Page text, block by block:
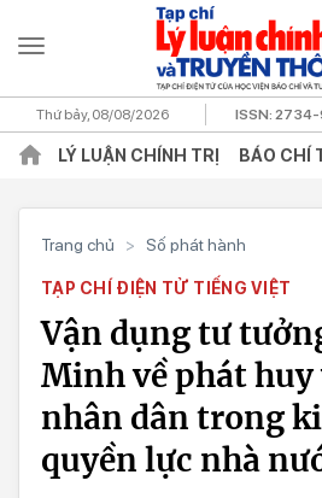
Thứ bảy, 08/08/2026 ISSN:
LÝ LUẬN CHÍNH TRỊ BÁO CHÍ
Trang chủ > Số phát hành
TẠP CHÍ ĐIỆN TỬ TIẾNG VIỆT
Vận dụng tư
Minh về phát
nhân dân trong
quyền lực nhà